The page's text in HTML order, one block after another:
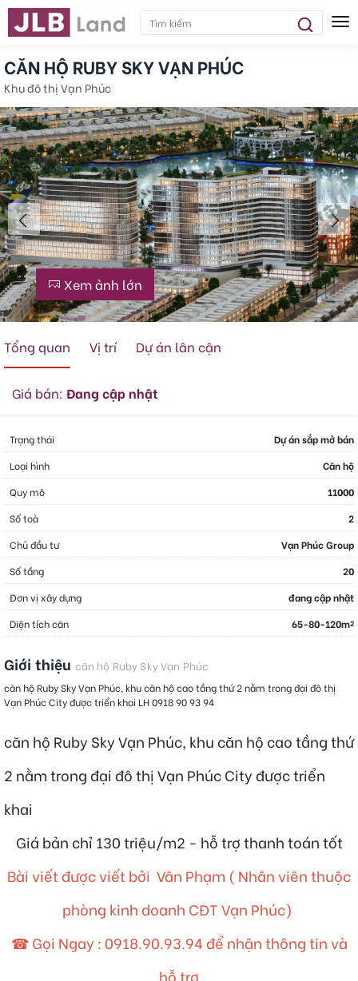
CĂN HỘ RUBY SKY VẠN PHÚC
Khu đô thị Vạn Phúc
Xem ảnh lớn
Tổng quan Vị trí Dự án lân cận
Giá bán: Đang cập nhật
Trạng thái
Dự án sắp mở bán
Loại hình
Căn hộ
Quy mô
11000
Số toà
2
Chủ đầu tư
Vạn Phúc Group
Số tầng
20
Đơn vị xây dựng
đang cập nhật
Diện tích căn
65-80-120m2
Giới thiệu căn hộ Ruby Sky Vạn Phúc
căn hộ Ruby Sky Vạn Phúc, khu căn hộ cao tầng thứ 2 nằm trong đại đô thị
Vạn Phúc City được triển khai LH 0918 90 93 94
căn hộ Ruby Sky Vạn Phúc, khu căn hộ cao tầng thứ
2 nằm trong đại đô thị Vạn Phúc City được triển
khai
Giá bản chỉ 130 triệu/m2 - hỗ trợ thanh toán tốt
Bài viết được viết bởi Vân Phạm ( Nhân viên thuộc
phòng kinh doanh CĐT Vạn Phúc)
☎ Gọi Ngay : 0918.90.93.94 để nhận thông tin và
hỗ trợ